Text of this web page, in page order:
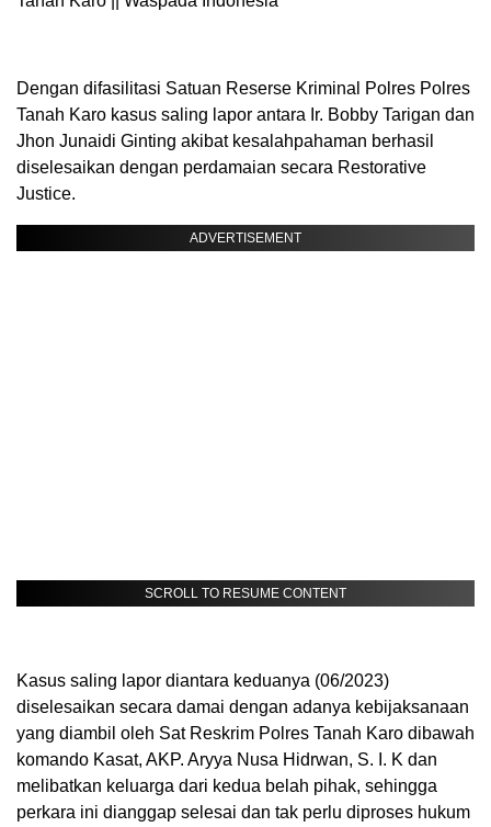
Dengan difasilitasi Satuan Reserse Kriminal Polres Polres
Tanah Karo kasus saling lapor antara Ir. Bobby Tarigan dan
Jhon Junaidi Ginting akibat kesalahpahaman berhasil
diselesaikan dengan perdamaian secara Restorative
Justice.
ADVERTISEMENT
SCROLL TO RESUME CONTENT
Kasus saling lapor diantara keduanya (06/2023)
diselesaikan secara damai dengan adanya kebijaksanaan
yang diambil oleh Sat Reskrim Polres Tanah Karo dibawah
komando Kasat, AKP. Aryya Nusa Hidrwan, S. I. K dan
melibatkan keluarga dari kedua belah pihak, sehingga
perkara ini dianggap selesai dan tak perlu diproses hukum